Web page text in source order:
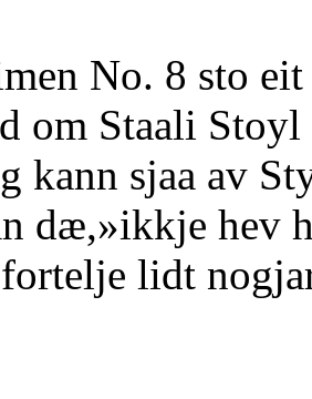
No. 8 sto
om Staali Stoyl
kann sjaa av
dæ,»ikkje hev
lidt